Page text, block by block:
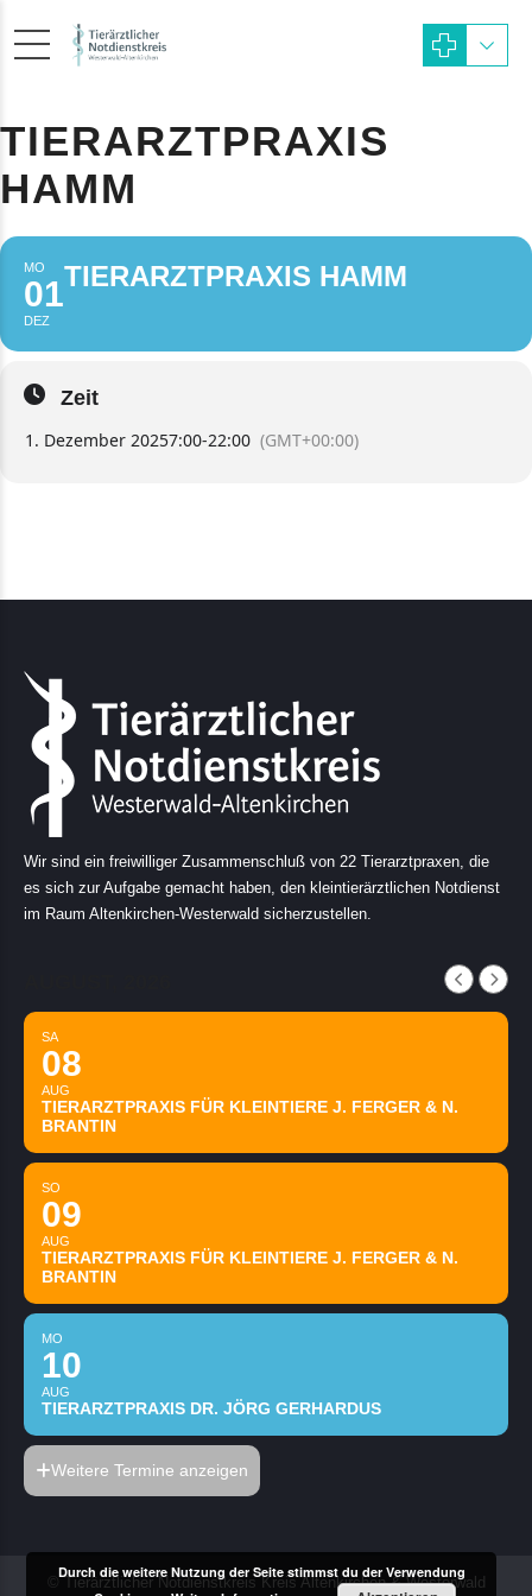
TIERARZTPRAXIS
HAMM
MO
01
DEZ
TIERARZTPRAXIS HAMM
Zeit
1. Dezember 20257:00-22:00 (GMT+00:00)
Wir sind ein freiwilliger Zusammenschluß von 22 Tierarztpraxen, die
es sich zur Aufgabe gemacht haben, den kleintierärztlichen Notdienst
im Raum Altenkirchen-Westerwald sicherzustellen.
SA
08
AUG
TIERARZTPRAXIS FÜR KLEINTIERE J. FERGER & N.
BRANTIN
SO
09
AUG
TIERARZTPRAXIS FÜR KLEINTIERE J. FERGER & N.
BRANTIN
MO
10
AUG
TIERARZTPRAXIS DR. JÖRG GERHARDUS
Weitere Termine anzeigen
© Tierärztlicher Notdienstkreis Kreis Altenkirchen & Westerwald
Durch die weitere Nutzung der Seite stimmst du der Verwendung